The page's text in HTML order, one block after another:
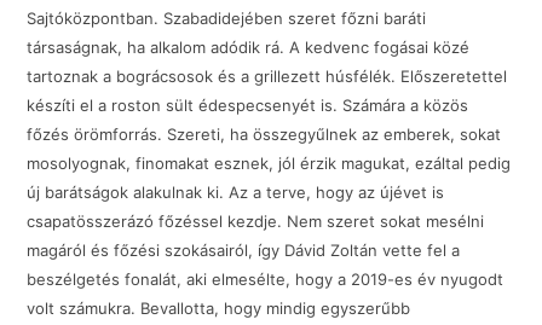
Sajtóközpontban. Szabadidejében szeret főzni baráti
társaságnak, ha alkalom adódik rá. A kedvenc fogásai közé
tartoznak a bográcsosok és a grillezett húsfélék. Előszeretettel
készíti el a roston sült édespecsenyét is. Számára a közös
főzés örömforrás. Szereti, ha összegyűlnek az emberek, sokat
mosolyognak, finomakat esznek, jól érzik magukat, ezáltal pedig
új barátságok alakulnak ki. Az a terve, hogy az újévet is
csapatösszerázó főzéssel kezdje. Nem szeret sokat mesélni
magáról és főzési szokásairól, így Dávid Zoltán vette fel a
beszélgetés fonalát, aki elmesélte, hogy a 2019-es év nyugodt
volt számukra. Bevallotta, hogy mindig egyszerűbb